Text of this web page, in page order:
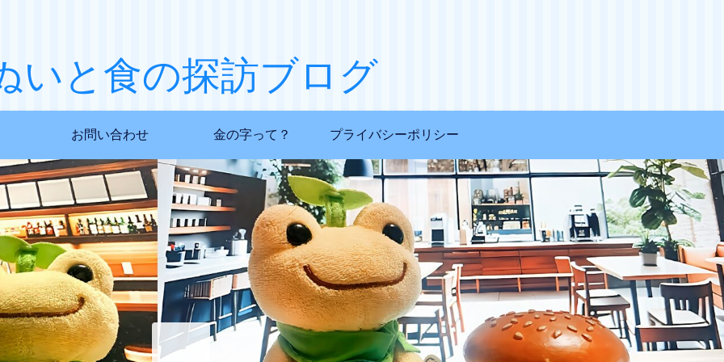
いと食の探訪ブログ
お問い合わせ 金の字って？ プライバシーポリシー